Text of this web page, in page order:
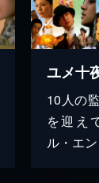
ユメ十
10人の
を迎え
ル・エ